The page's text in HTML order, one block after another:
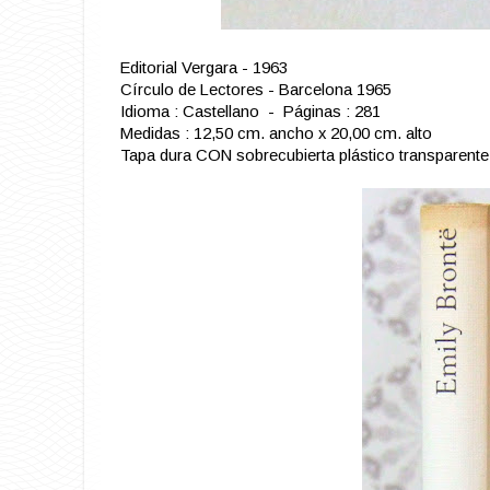
Editorial Vergara - 1963
Círculo de Lectores - Barcelona 1965
Idioma : Castellano - Páginas : 281
Medidas : 12,50 cm. ancho x 20,00 cm. alto
Tapa dura CON sobrecubierta plástico